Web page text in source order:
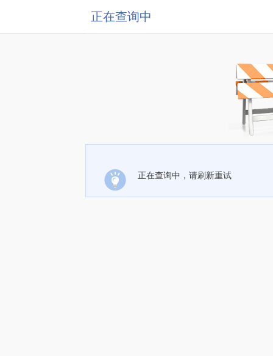
正在查询中
正在查询中，请刷新重试